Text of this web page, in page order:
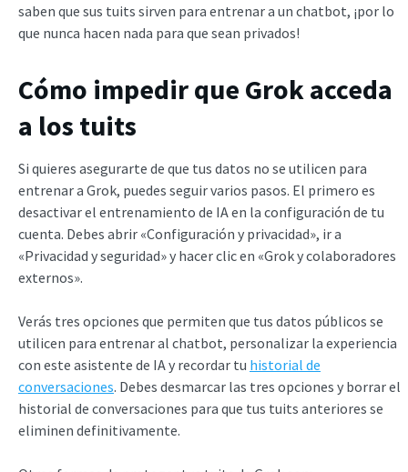
saben que sus tuits sirven para entrenar a un chatbot, ¡por lo
que nunca hacen nada para que sean privados!
Cómo impedir que Grok acceda
a los tuits
Si quieres asegurarte de que tus datos no se utilicen para
entrenar a Grok, puedes seguir varios pasos. El primero es
desactivar el entrenamiento de IA en la configuración de tu
cuenta. Debes abrir «Configuración y privacidad», ir a
«Privacidad y seguridad» y hacer clic en «Grok y colaboradores
externos».
Verás tres opciones que permiten que tus datos públicos se
utilicen para entrenar al chatbot, personalizar la experiencia
con este asistente de IA y recordar tu historial de
conversaciones. Debes desmarcar las tres opciones y borrar el
historial de conversaciones para que tus tuits anteriores se
eliminen definitivamente.